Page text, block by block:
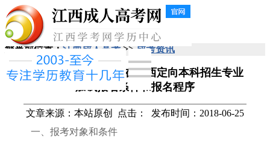
您当前位置： 江西成人高考>> 成考资讯
北京电影学院2015年在江西定向本科招生专业
加试报名条件和报名程序
文章来源：本站原创 点击：
发布时间：2018-06-25
一、报考对象和条件